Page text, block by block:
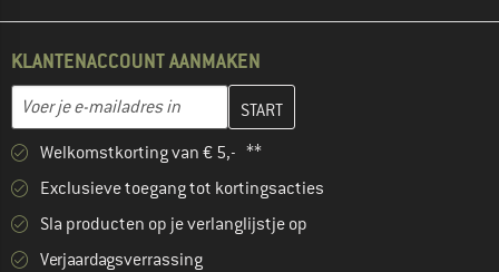
KLANTENACCOUNT AANMAKEN
E-mailadres
Vul je e-mailadres hier in en maak in de volgende stap je
Welkomstkorting van € 5,- **
Exclusieve toegang tot kortingsacties
Sla producten op je verlanglijstje op
Verjaardagsverrassing